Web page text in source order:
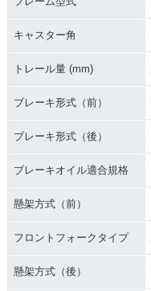
キャスター角
トレール量 (mm)
ブレーキ形式（前）
ブレーキ形式（後）
ブレーキオイル適合規格
懸架方式（前）
フロントフォークタイプ
懸架方式（後）